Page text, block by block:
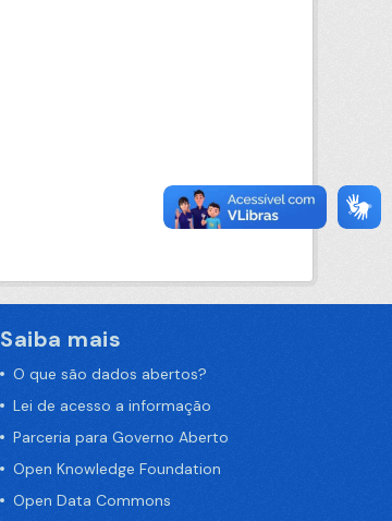
Saiba mais
O que são dados abertos?
Lei de acesso a informação
Parceria para Governo Aberto
Open Knowledge Foundation
Open Data Commons